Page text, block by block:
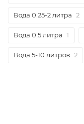
Вода 0.25-2 литра 2
Вода 0,5 литра 1
Вода 5-10 литров 2